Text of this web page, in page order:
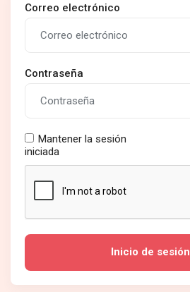
Correo electrónico
Contraseña
Mantener la sesión
iniciada
Inicio de sesión